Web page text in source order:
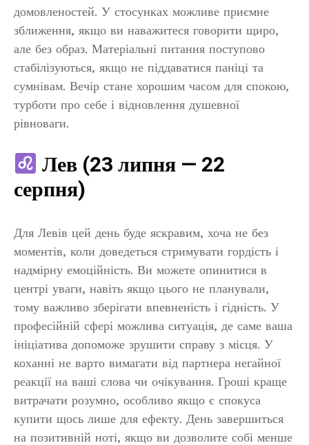
домовленостей. У стосунках можливе приємне
зближення, якщо ви наважитеся говорити щиро,
але без образ. Матеріальні питання поступово
стабілізуються, якщо не піддаватися паніці та
сумнівам. Вечір стане хорошим часом для спокою,
турботи про себе і відновлення душевної
рівноваги.
Лев (23 липня — 22
серпня)
Для Левів цей день буде яскравим, хоча не без
моментів, коли доведеться стримувати гордість і
надмірну емоційність. Ви можете опинитися в
центрі уваги, навіть якщо цього не планували,
тому важливо зберігати впевненість і гідність. У
професійній сфері можлива ситуація, де саме ваша
ініціатива допоможе зрушити справу з місця. У
коханні не варто вимагати від партнера негайної
реакції на ваші слова чи очікування. Гроші краще
витрачати розумно, особливо якщо є спокуса
купити щось лише для ефекту. День завершиться
на позитивній ноті, якщо ви дозволите собі менше